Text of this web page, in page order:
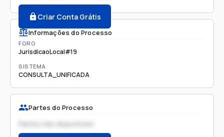
Criar Conta Grátis
Informações do Processo
FORO
JurisdicaoLocal#19
SISTEMA
CONSULTA_UNIFICADA
Partes do Processo
Partes não disponíveis